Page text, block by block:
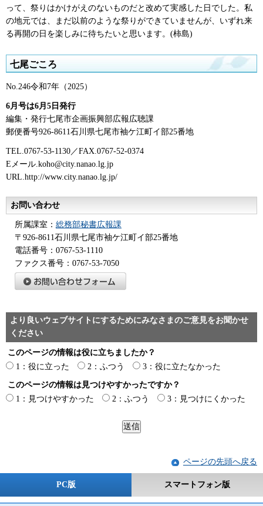
って、祭りはかけがえのないものだと改めて実感した日でした。私
の地元では、まだ以前のような祭りができていませんが、いずれ来
る再開の日を楽しみに待ちたいと思います。(柿島)
七尾ごころ
No.246令和7年（2025）
6月号は6月5日発行
編集・発行七尾市企画振興部広報広聴課
郵便番号926-8611石川県七尾市袖ケ江町イ部25番地
TEL.0767-53-1130／FAX.0767-52-0374
Eメール.koho@city.nanao.lg.jp
URL.http://www.city.nanao.lg.jp/
お問い合わせ
所属課室： 総務部秘書広報課
〒926-8611石川県七尾市袖ケ江町イ部25番地
電話番号：0767-53-1110
ファクス番号：0767-53-7050
より良いウェブサイトにするためにみなさまのご意見をお聞かせ
ください
このページの情報は役に立ちましたか？
1：役に立った
2：ふつう 3：役に立たなかった
このページの情報は見つけやすかったですか？
1：見つけやすかった
2：ふつう 3：見つけにくかった
ページの先頭へ戻る
PC版 スマートフォン版